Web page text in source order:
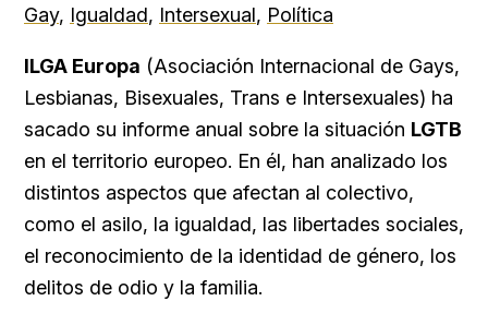
Gay, Igualdad, Intersexual, Política
ILGA Europa (Asociación Internacional de Gays,
Lesbianas, Bisexuales, Trans e Intersexuales) ha
sacado su informe anual sobre la situación LGTB
en el territorio europeo. En él, han analizado los
distintos aspectos que afectan al colectivo,
como el asilo, la igualdad, las libertades sociales,
el reconocimiento de la identidad de género, los
delitos de odio y la familia.